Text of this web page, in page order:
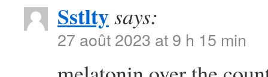
Sstltysays:
27 août 2023 at 9 h 15 min